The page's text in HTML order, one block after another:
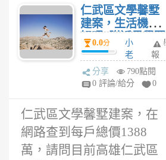
仁武區文學馨墅
建案，生活機能
好嗎?附近是學區
嗎?求評價?
0.0分
小
老
闆
4
報
分享
790點閱
0 評論/給分
0
仁武區文學馨墅建案，在
網路查到每戶總價1388
萬，請問目前高雄仁武區